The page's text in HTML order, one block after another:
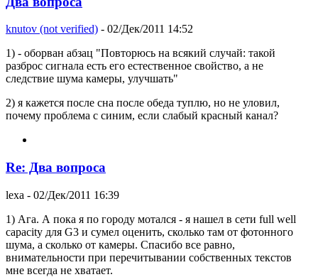
knutov (not verified) - 02/Дек/2011 14:52
1) - оборван абзац "Повторюсь на всякий случай: такой
разброс сигнала есть его естественное свойство, а не
следствие шума камеры, улучшать"
2) я кажется после сна после обеда туплю, но не уловил,
почему проблема с синим, если слабый красный канал?
Re: Два вопроса
lexa - 02/Дек/2011 16:39
1) Ага. А пока я по городу мотался - я нашел в сети full well
capacity для G3 и сумел оценить, сколько там от фотонного
шума, а сколько от камеры. Спасибо все равно,
внимательности при перечитывании собственных текстов
мне всегда не хватает.